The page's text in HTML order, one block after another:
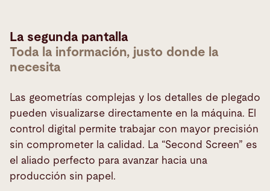
La segunda pantalla
Toda la información, justo donde la
necesita
Las geometrías complejas y los detalles de plegado
pueden visualizarse directamente en la máquina. El
control digital permite trabajar con mayor precisión
sin comprometer la calidad. La “Second Screen” es
el aliado perfecto para avanzar hacia una
producción sin papel.